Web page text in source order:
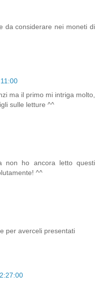
da considerare nei moneti di
ma il primo mi intriga molto,
sulle letture ^^
non ho ancora letto questi
^^
per averceli presentati